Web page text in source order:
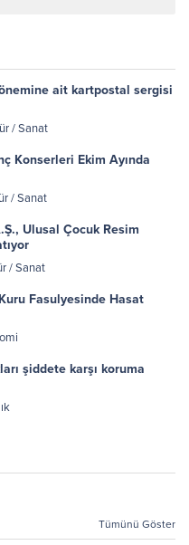
ait kartpostal sergisi
/ Sanat
Konserleri Ekim Ayında
/ Sanat
Ulusal Çocuk Resim
/ Sanat
Fasulyesinde Hasat
şiddete karşı koruma
Tümünü Göster